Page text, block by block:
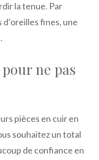
la tenue. Par
fines, une
ne pas
pièces en cuir en
souhaitez un total
de confiance en